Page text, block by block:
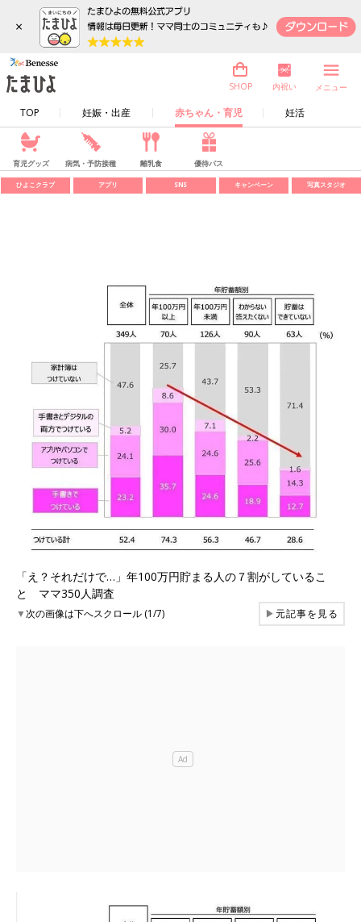
×
TOP 妊娠・出産 赤ちゃん・育児 妊活
SHOP 内祝い メニュー
育児グッズ 病気・予防接種 離乳食 優待パス
ひよこクラブ アプリ SNS キャンペーン 写真スタジオ
「え？それだけで…」年100万円貯まる人の７割がしているこ
と ママ350人調査
▼次の画像は下へスクロール (1/7) ▶元記事を見る